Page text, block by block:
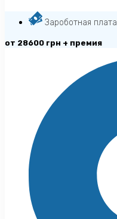
Зароботная плата
от 28600 грн + премия